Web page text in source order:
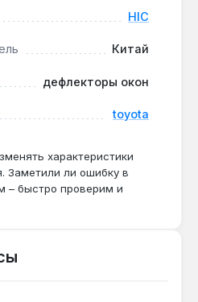
(XU70, 2020+).
HIC
Китай
дефлекторы окон
toyota
характеристики
Заметили ли ошибку в
– быстро проверим и